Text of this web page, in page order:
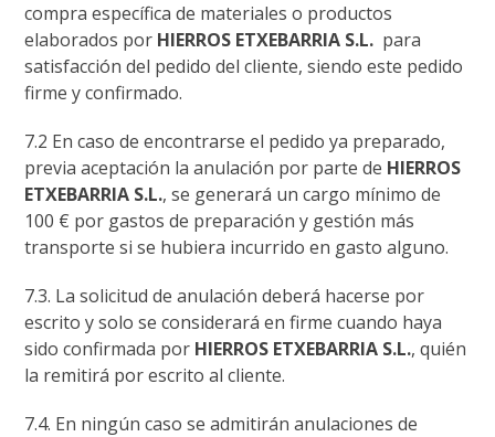
compra específica de materiales o productos
elaborados por HIERROS ETXEBARRIA S.L. para
satisfacción del pedido del cliente, siendo este pedido
firme y confirmado.
7.2 En caso de encontrarse el pedido ya preparado,
previa aceptación la anulación por parte de HIERROS
ETXEBARRIA S.L., se generará un cargo mínimo de
100 € por gastos de preparación y gestión más
transporte si se hubiera incurrido en gasto alguno.
7.3. La solicitud de anulación deberá hacerse por
escrito y solo se considerará en firme cuando haya
sido confirmada por HIERROS ETXEBARRIA S.L., quién
la remitirá por escrito al cliente.
7.4. En ningún caso se admitirán anulaciones de